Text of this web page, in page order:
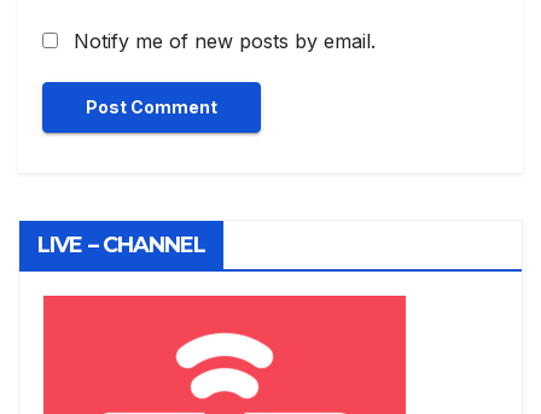
Notify me of new posts by email.
LIVE – CHANNEL